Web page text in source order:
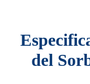
del